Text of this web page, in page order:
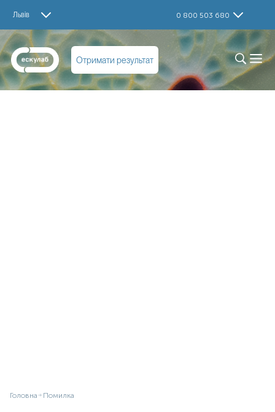
Львів 0 800 503 680
Отримати результат
Головна Помилка